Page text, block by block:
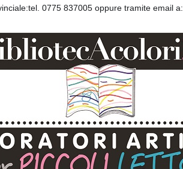
tel. 0775 837005 oppure tramite email a: